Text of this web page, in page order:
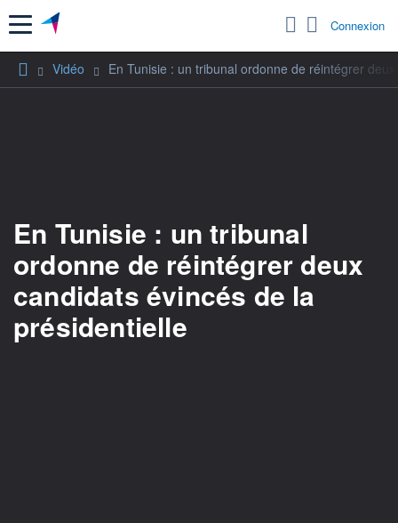
Menu Connexion
Vidéo En Tunisie : un tribunal ordonne de réintégrer
En Tunisie : un tribunal
ordonne de réintégrer deux
candidats évincés de la
présidentielle